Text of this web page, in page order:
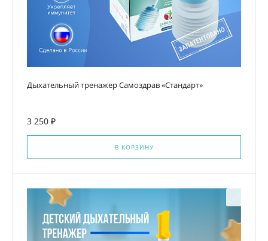
Дыхательный тренажер Самоздрав «Стандарт»
3 250 ₽
В КОРЗИНУ